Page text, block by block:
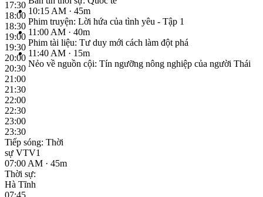
17:30
18:00
18:30
19:00
19:30
20:00
20:30
21:00
21:30
22:00
22:30
23:00
23:30
Tiếp sóng: Thời
sự VTV1
07:00 AM · 45m
Thời sự:
Hà Tĩnh
10:15 AM · 45m
Phim truyện: Lời hứa của tình yêu - Tập 1
11:00 AM · 40m
Phim tài liệu: Tư duy mới cách làm đột phá
11:40 AM · 15m
Nẻo về nguồn cội: Tín ngưỡng nông nghiệp của người Thái